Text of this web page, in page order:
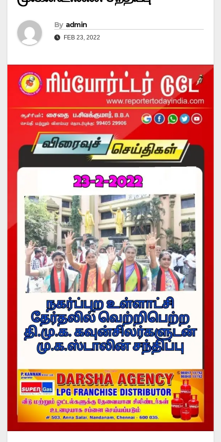
By admin
FEB 23, 2022